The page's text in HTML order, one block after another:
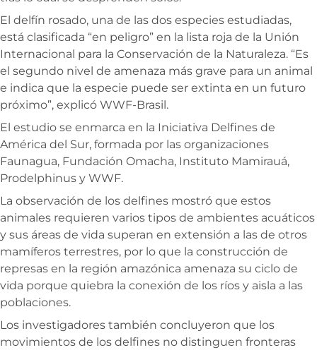
El delfín rosado, una de las dos especies estudiadas,
está clasificada “en peligro” en la lista roja de la Unión
Internacional para la Conservación de la Naturaleza. “Es
el segundo nivel de amenaza más grave para un animal
e indica que la especie puede ser extinta en un futuro
próximo”, explicó WWF-Brasil.
El estudio se enmarca en la Iniciativa Delfines de
América del Sur, formada por las organizaciones
Faunagua, Fundación Omacha, Instituto Mamirauá,
Prodelphinus y WWF.
La observación de los delfines mostró que estos
animales requieren varios tipos de ambientes acuáticos
y sus áreas de vida superan en extensión a las de otros
mamíferos terrestres, por lo que la construcción de
represas en la región amazónica amenaza su ciclo de
vida porque quiebra la conexión de los ríos y aisla a las
poblaciones.
Los investigadores también concluyeron que los
movimientos de los delfines no distinguen fronteras